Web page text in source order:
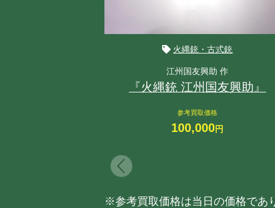
火縄銃・古式銃
江州国友興助 作
『火縄銃 江州国友興助』
参考買取価格
100,000円
※参考買取価格は当日の価格であ